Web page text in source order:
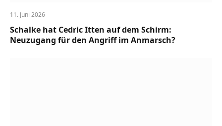
11. Juni 2026
Schalke hat Cedric Itten auf dem Schirm:
Neuzugang für den Angriff im Anmarsch?